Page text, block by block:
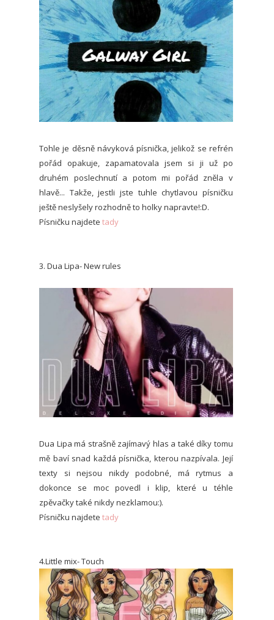
Tohle je děsně návyková písnička, jelikož se refrén
pořád opakuje, zapamatovala jsem si ji už po
druhém poslechnutí a potom mi pořád zněla v
hlavě... Takže, jestli jste tuhle chytlavou písničku
ještě neslyšely rozhodně to holky napravte!:D.
Písničku najdete tady
3. Dua Lipa- New rules
Dua Lipa má strašně zajímavý hlas a také díky tomu
mě baví snad každá písnička, kterou nazpívala. Její
texty si nejsou nikdy podobné, má rytmus a
dokonce se moc povedl i klip, které u téhle
zpěvačky také nikdy nezklamou:).
Písničku najdete tady
4.Little mix- Touch